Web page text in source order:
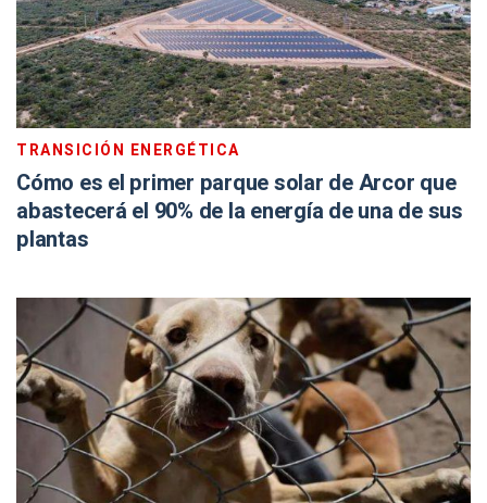
TRANSICIÓN ENERGÉTICA
Cómo es el primer parque solar de Arcor que
abastecerá el 90% de la energía de una de sus
plantas